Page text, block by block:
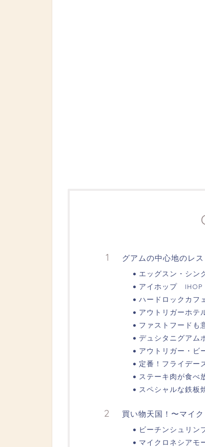
グアムの中心地のレ
エッグスン・シ
アイホップ IHOP
ハードロックカ
アウトリガーホテ
ファストフードも
デュシタニグアム
アウトリガー・ビ
定番！フライデー
ステーキ肉が食べ
スペシャルな鉄板
買い物天国！〜マイ
ビーチンシュリ
マイクロネシアモ